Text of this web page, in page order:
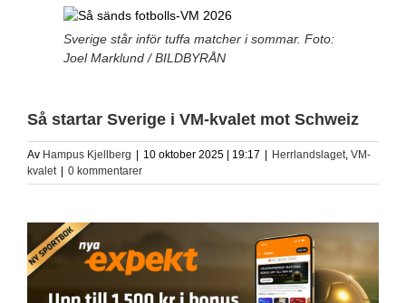
Sverige står inför tuffa matcher i sommar. Foto:
Joel Marklund / BILDBYRÅN
Så startar Sverige i VM-kvalet mot Schweiz
Av Hampus Kjellberg | 10 oktober 2025 | 19:17 | Herrlandslaget, VM-
kvalet | 0 kommentarer